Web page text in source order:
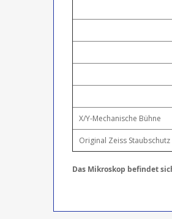
X/Y-Mechanische Bühne
Original Zeiss Staubschutz
Das Mikroskop befindet